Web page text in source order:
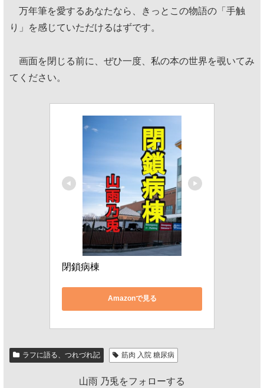
万年筆を愛するあなたなら、きっとこの物語の「手触
り」を感じていただけるはずです。
画面を閉じる前に、ぜひ一度、私の本の世界を覗いてみ
てください。
閉鎖病棟
Amazonで見る
ラフに語る、つれづれ記 筋肉 入院 糖尿病
山雨 乃兎をフォローする